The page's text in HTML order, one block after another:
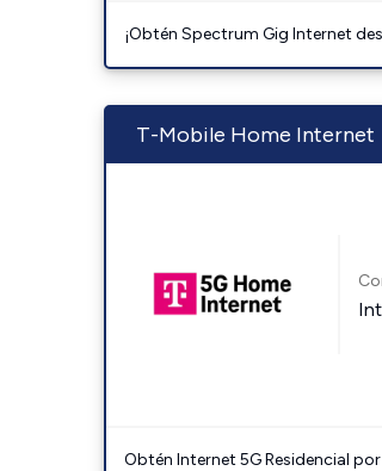
¡Obtén Spectrum Gig Internet
T-Mobile Home Internet
Obtén Internet 5G Residencial